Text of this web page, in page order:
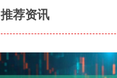
推荐资讯